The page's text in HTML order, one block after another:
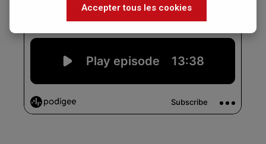
Accepter tous les cookies